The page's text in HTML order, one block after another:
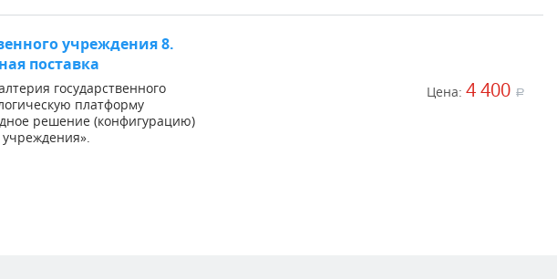
учреждения 8.
поставка
государственного
платформу
решение (конфигурацию)
учреждения».
Цена: 4 400 a